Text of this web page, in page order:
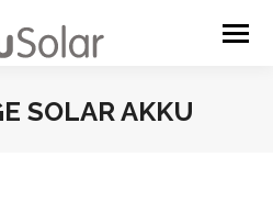
SOLAR AKKU